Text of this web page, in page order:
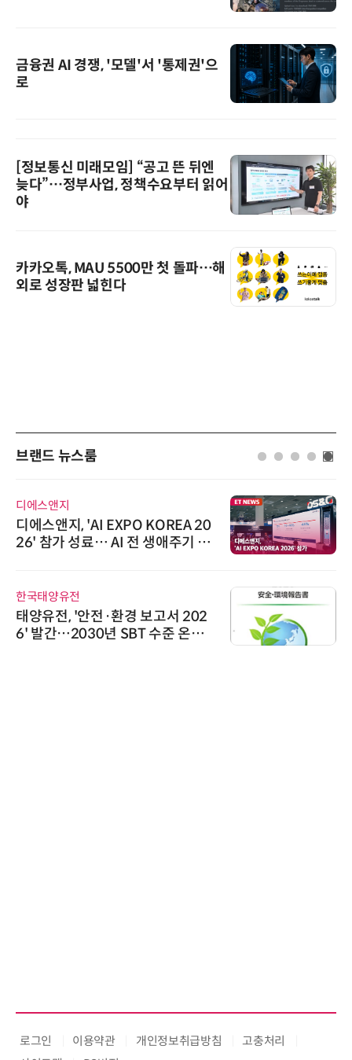
금융권 AI 경쟁, '모델'서 '통제권'으
로
[정보통신 미래모임] “공고 뜬 뒤엔
늦다”…정부사업, 정책수요부터 읽어
야
카카오톡, MAU 5500만 첫 돌파…해
외로 성장판 넓힌다
브랜드 뉴스룸
디에스앤지
디에스앤지, 'AI EXPO KOREA 20
26' 참가 성료… AI 전 생애주기 아
한국태양유전
태양유전, '안전·환경 보고서 202
6' 발간…2030년 SBT 수준 온실
로그인 이용약관 개인정보취급방침
고충처리